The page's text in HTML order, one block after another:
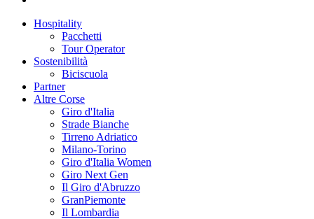
Hospitality
Pacchetti
Tour Operator
Sostenibilità
Biciscuola
Partner
Altre Corse
Giro d'Italia
Strade Bianche
Tirreno Adriatico
Milano-Torino
Giro d'Italia Women
Giro Next Gen
Il Giro d'Abruzzo
GranPiemonte
Il Lombardia